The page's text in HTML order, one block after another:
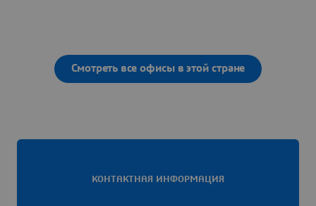
Смотреть все офисы в этой стране
КОНТАКТНАЯ ИНФОРМАЦИЯ